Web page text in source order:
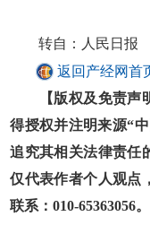
转自：人民日报
返回产经网首
【版权及免责声明
得授权并注明来源“
追究其相关法律责任
仅代表作者个人观点
联系：010-65363056。